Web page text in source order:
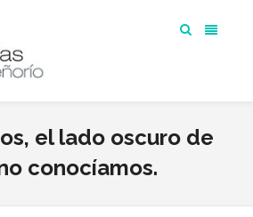
el lado oscuro de
conocíamos.